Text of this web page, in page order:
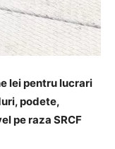
lei pentru lucrari
podete,
pe raza SRCF